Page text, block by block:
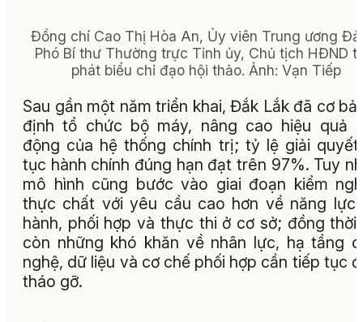
Đồng chí Cao Thị Hòa An, Ủy viên Trung ương
Phó Bí thư Thường trực Tỉnh ủy, Chủ tịch HĐND
phát biểu chỉ đạo hội thảo. Ảnh: Vạn Tiếp
Sau gần một năm triển khai, Đắk Lắk đã cơ
định tổ chức bộ máy, nâng cao hiệu quả
động của hệ thống chính trị; tỷ lệ giải
tục hành chính đúng hạn đạt trên 97%. Tuy
mô hình cũng bước vào giai đoạn kiểm
thực chất với yêu cầu cao hơn về năng lực
hành, phối hợp và thực thi ở cơ sở; đồng thời
còn những khó khăn về nhân lực, hạ tầng
nghệ, dữ liệu và cơ chế phối hợp cần tiếp tục
tháo gỡ.